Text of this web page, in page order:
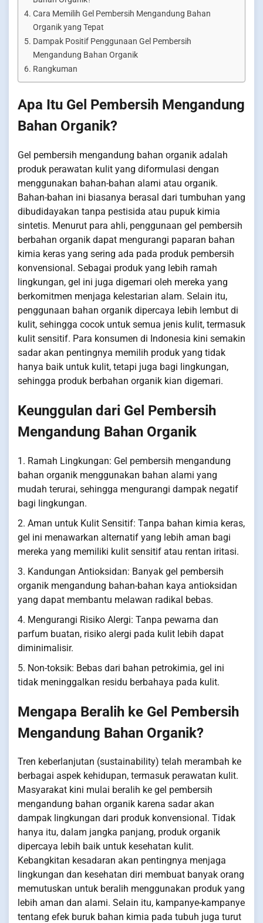
Cara Memilih Gel Pembersih Mengandung Bahan
Organik yang Tepat
Dampak Positif Penggunaan Gel Pembersih
Mengandung Bahan Organik
Rangkuman
Apa Itu Gel Pembersih Mengandung
Bahan Organik?
Gel pembersih mengandung bahan organik adalah
produk perawatan kulit yang diformulasi dengan
menggunakan bahan-bahan alami atau organik.
Bahan-bahan ini biasanya berasal dari tumbuhan yang
dibudidayakan tanpa pestisida atau pupuk kimia
sintetis. Menurut para ahli, penggunaan gel pembersih
berbahan organik dapat mengurangi paparan bahan
kimia keras yang sering ada pada produk pembersih
konvensional. Sebagai produk yang lebih ramah
lingkungan, gel ini juga digemari oleh mereka yang
berkomitmen menjaga kelestarian alam. Selain itu,
penggunaan bahan organik dipercaya lebih lembut di
kulit, sehingga cocok untuk semua jenis kulit, termasuk
kulit sensitif. Para konsumen di Indonesia kini semakin
sadar akan pentingnya memilih produk yang tidak
hanya baik untuk kulit, tetapi juga bagi lingkungan,
sehingga produk berbahan organik kian digemari.
Keunggulan dari Gel Pembersih
Mengandung Bahan Organik
1. Ramah Lingkungan: Gel pembersih mengandung
bahan organik menggunakan bahan alami yang
mudah terurai, sehingga mengurangi dampak negatif
bagi lingkungan.
2. Aman untuk Kulit Sensitif: Tanpa bahan kimia keras,
gel ini menawarkan alternatif yang lebih aman bagi
mereka yang memiliki kulit sensitif atau rentan iritasi.
3. Kandungan Antioksidan: Banyak gel pembersih
organik mengandung bahan-bahan kaya antioksidan
yang dapat membantu melawan radikal bebas.
4. Mengurangi Risiko Alergi: Tanpa pewarna dan
parfum buatan, risiko alergi pada kulit lebih dapat
diminimalisir.
5. Non-toksik: Bebas dari bahan petrokimia, gel ini
tidak meninggalkan residu berbahaya pada kulit.
Mengapa Beralih ke Gel Pembersih
Mengandung Bahan Organik?
Tren keberlanjutan (sustainability) telah merambah ke
berbagai aspek kehidupan, termasuk perawatan kulit.
Masyarakat kini mulai beralih ke gel pembersih
mengandung bahan organik karena sadar akan
dampak lingkungan dari produk konvensional. Tidak
hanya itu, dalam jangka panjang, produk organik
dipercaya lebih baik untuk kesehatan kulit.
Kebangkitan kesadaran akan pentingnya menjaga
lingkungan dan kesehatan diri membuat banyak orang
memutuskan untuk beralih menggunakan produk yang
lebih aman dan alami. Selain itu, kampanye-kampanye
tentang efek buruk bahan kimia pada tubuh juga turut